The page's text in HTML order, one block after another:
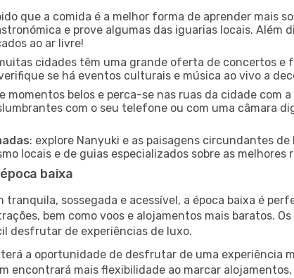
que a comida é a melhor forma de aprender mais
e prove algumas das iguarias locais. Além
ao ar livre!
cidades têm uma grande oferta de concertos e
se há eventos culturais e música ao vivo a
momentos belos e perca-se nas ruas da cidade com
com o seu telefone ou com uma câmara
: explore Nanyuki e as paisagens circundantes
locais e de guias especializados sobre as melhores
baixa
tranquila, sossegada e acessível, a época baixa é
bem como voos e alojamentos mais baratos.
desfrutar de experiências de luxo.
a oportunidade de desfrutar de uma experiência
encontrará mais flexibilidade ao marcar